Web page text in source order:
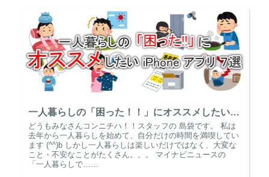
一人暮らしの「困った！！」にオススメしたい iPhone アプリ 7選
どうもみなさんコンニチハ！！スタッフの 島袋です。 私は
去年から一人暮らしを始めて、自分だけの時間を満喫してい
ます (^^)b しかし一人暮らしは楽しいだけではなく、大変な
こと・不安なことがたくさん。。。 マイナビニュースの
「一人暮らしで……